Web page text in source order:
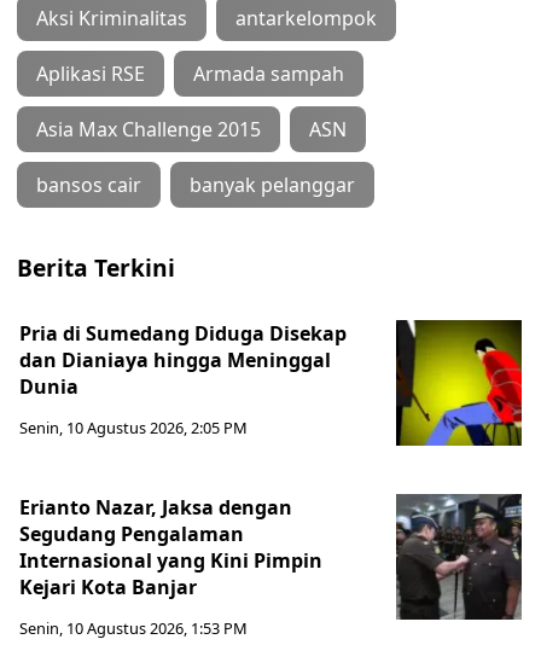
Aksi Kriminalitas antarkelompok
Aplikasi RSE Armada sampah
Asia Max Challenge 2015 ASN
bansos cair banyak pelanggar
Berita Terkini
Pria di Sumedang Diduga Disekap
dan Dianiaya hingga Meninggal
Dunia
Senin, 10 Agustus 2026, 2:05 PM
Erianto Nazar, Jaksa dengan
Segudang Pengalaman
Internasional yang Kini Pimpin
Kejari Kota Banjar
Senin, 10 Agustus 2026, 1:53 PM